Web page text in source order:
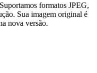
formatos JPEG,
Sua imagem original é
nova versão.